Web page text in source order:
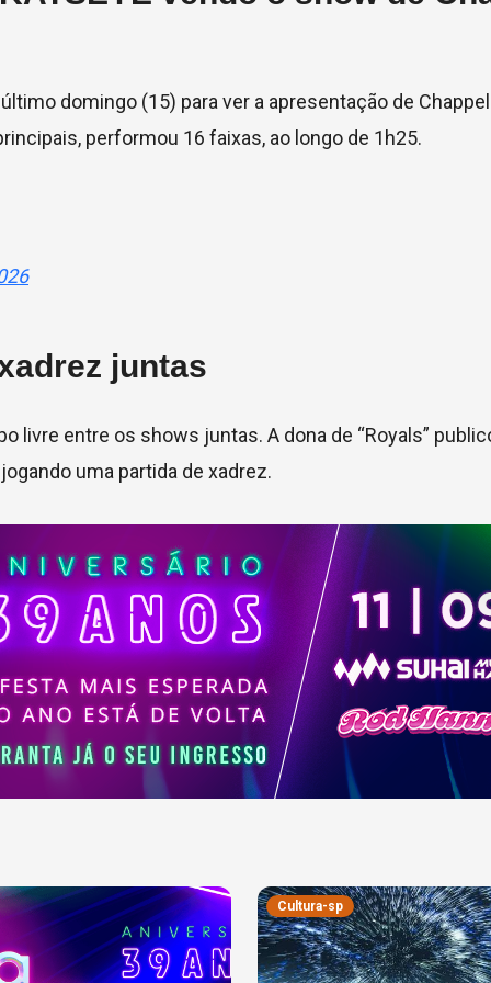
domingo (15) para ver a apresentação de
performou 16 faixas, ao longo de 1h25.
juntas
livre entre os shows juntas. A dona de “Royals”
uma partida de xadrez.
Cultura-sp